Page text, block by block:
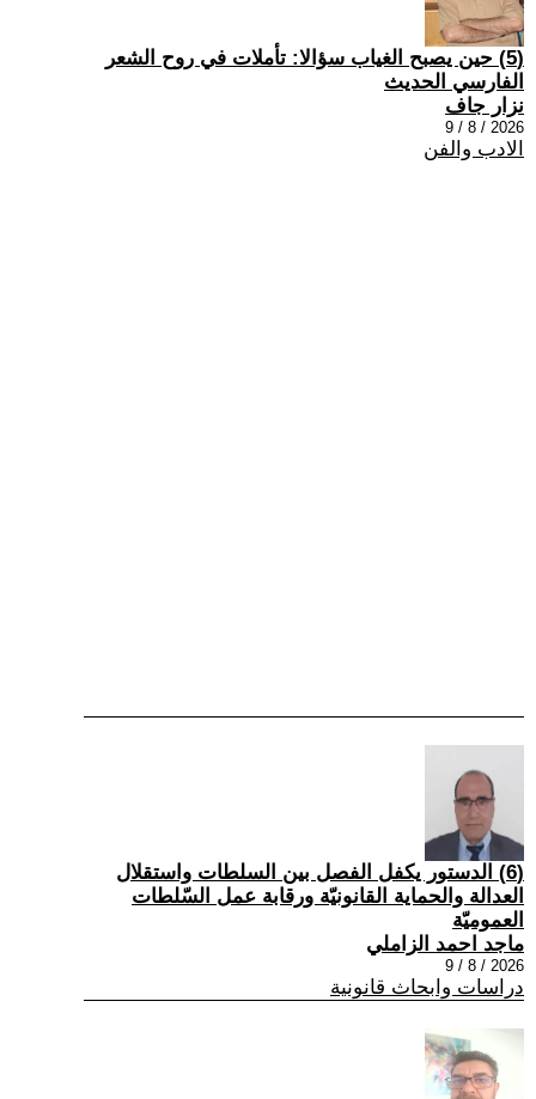
(5) حين يصبح الغياب سؤالا: تأملات في روح الشعر
الفارسي الحديث
نزار جاف
2026 / 8 / 9
الادب والفن
(6) الدستور يكفل الفصل بين السلطات واستقلال
العدالة والحماية القانونيّة ورقابة عمل السّلطات
العموميّة
ماجد احمد الزاملي
2026 / 8 / 9
دراسات وابحاث قانونية